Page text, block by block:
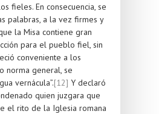
fieles. En consecuencia, se
palabras, a la vez firmes y
la Misa contiene gran
para el pueblo fiel, sin
conveniente a los
norma general, se
vernácula”.[12] Y declaró
quien juzgara que
el rito de la Iglesia romana